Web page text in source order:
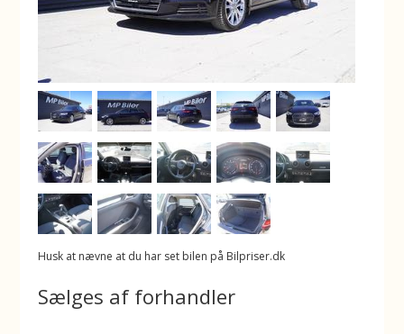
Husk at nævne at du har set bilen på Bilpriser.dk
Sælges af forhandler